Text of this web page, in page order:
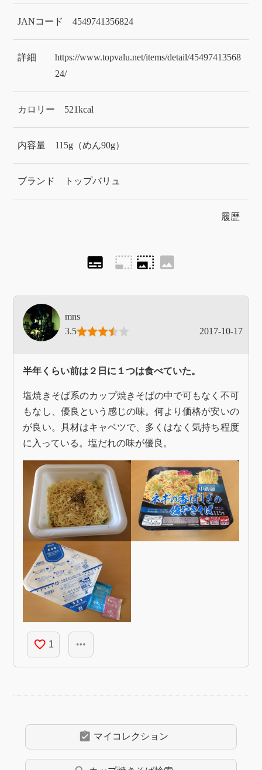
JANコード 4549741356824
詳細
https://www.topvalu.net/items/detail/45497413568
24/
カロリー 521kcal
内容量 115g（めん90g）
ブランド トップバリュ
履歴
subtitles photo_size_select_small photo_size_select_large image
mns
3.5
2017-10-17
半年くらい前は２日に１つは食べていた。
塩焼きそば系のカップ焼きそばの中で可もなく不可
もなし、優良という感じの味。何より価格が安いの
が良い。具材はキャベツで、多くはなく気持ち程度
に入っている。塩だれの味が優良。
favorite_border 1 more_horiz
assignment_turned_in マイコレクション